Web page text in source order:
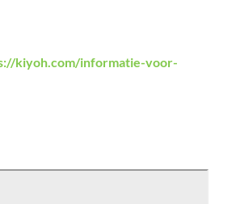
kiyoh.com/informatie-voor-